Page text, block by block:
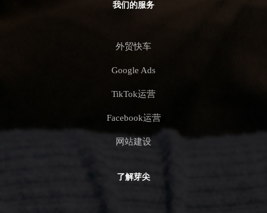
我们的服务
外贸快车
Google Ads
TikTok运营
Facebook运营
网站建设
了解芽尖